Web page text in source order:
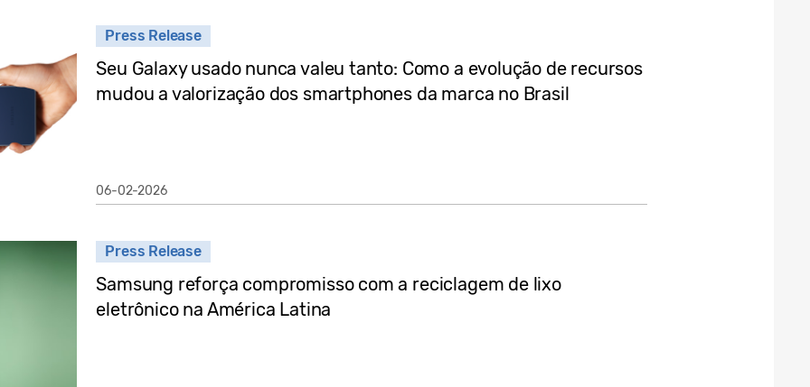
Press Release
Seu Galaxy usado nunca valeu tanto: Como a evolução de recursos
mudou a valorização dos smartphones da marca no Brasil
06-02-2026
Press Release
Samsung reforça compromisso com a reciclagem de lixo
eletrônico na América Latina